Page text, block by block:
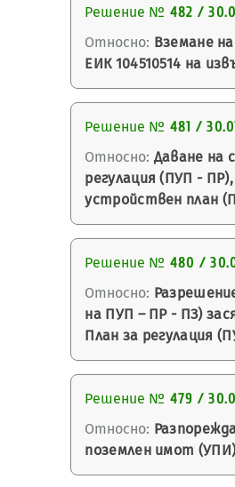
Решение № 482 /
Относно: Вземане
ЕИК 104510514 на
Решение № 481 /
Относно: Даване на
регулация (ПУП -
устройствен план
Решение № 480 /
Относно:
на ПУП – ПР - ПЗ)
План за регулация
Решение № 479 /
Относно:
поземлен имот